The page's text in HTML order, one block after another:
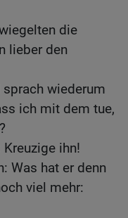
die
lieber den
wiederum
ich mit dem tue,
ihn!
Was hat er denn
viel mehr: